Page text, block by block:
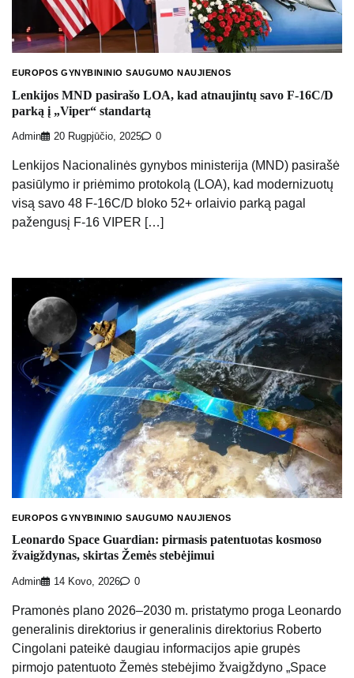
EUROPOS GYNYBININIO SAUGUMO NAUJIENOS
Lenkijos MND pasirašo LOA, kad atnaujintų savo F-16C/D
parką į „Viper“ standartą
Admin 20 Rugpjūčio, 2025 0
Lenkijos Nacionalinės gynybos ministerija (MND) pasirašė
pasiūlymo ir priėmimo protokolą (LOA), kad modernizuotų
visą savo 48 F-16C/D bloko 52+ orlaivio parką pagal
pažengusį F-16 VIPER […]
EUROPOS GYNYBININIO SAUGUMO NAUJIENOS
Leonardo Space Guardian: pirmasis patentuotas kosmoso
žvaigždynas, skirtas Žemės stebėjimui
Admin 14 Kovo, 2026 0
Pramonės plano 2026–2030 m. pristatymo proga Leonardo
generalinis direktorius ir generalinis direktorius Roberto
Cingolani pateikė daugiau informacijos apie grupės
pirmojo patentuoto Žemės stebėjimo žvaigždyno „Space